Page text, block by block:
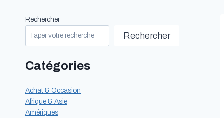
Rechercher
Rechercher
Catégories
Achat & Occasion
Afrique & Asie
Amériques